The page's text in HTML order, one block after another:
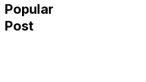
Popular
Post